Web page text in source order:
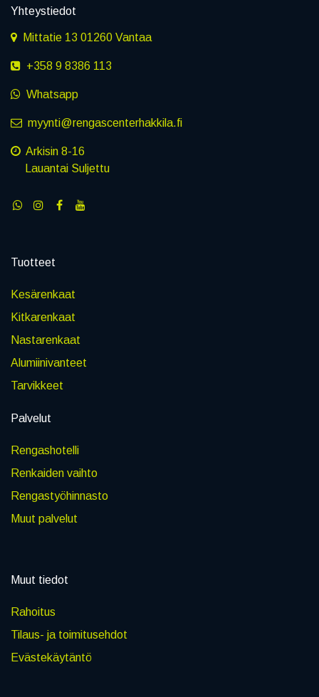
Yhteystiedot
Mittatie 13 01260 Vantaa
+358 9 8386 113
Whatsapp
myynti@rengascenterhakkila.fi
Arkisin 8-16
Lauantai Suljettu
Tuotteet
Kesärenkaat
Kitkarenkaat
Nastarenkaat
Alumiinivanteet
Tarvikkeet
Palvelut
Rengashotelli
Renkaiden vaihto
Rengastyöhinnasto
Muut palvelut
Muut tiedot
Rahoitus
Tilaus- ja toimitusehdot
Evästekäytäntö